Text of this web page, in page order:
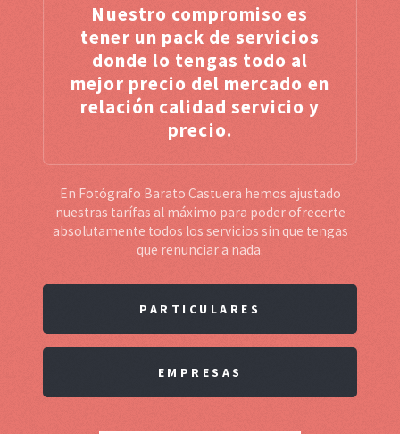
Nuestro compromiso es
tener un pack de servicios
donde lo tengas todo al
mejor precio del mercado en
relación calidad servicio y
precio.
En Fotógrafo Barato Castuera hemos ajustado
nuestras tarífas al máximo para poder ofrecerte
absolutamente todos los servicios sin que tengas
que renunciar a nada.
PARTICULARES
EMPRESAS